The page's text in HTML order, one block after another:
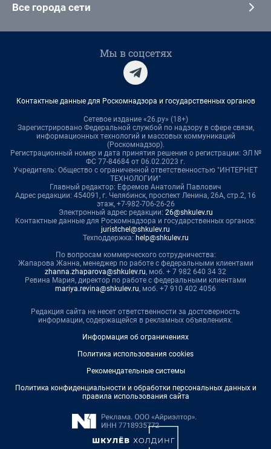
Все города сети
Мы в соцсетях
Контактные данные для Роскомнадзора и государственных органов
Сетевое издание «26.ру» (18+)
Зарегистрировано Федеральной службой по надзору в сфере связи,
информационных технологий и массовых коммуникаций
(Роскомнадзор).
Регистрационный номер и дата принятия решения о регистрации: ЭЛ №
ФС 77-84684 от 06.02.2023 г.
Учредитель: Общество с ограниченной ответственностью "ИНТЕРНЕТ
ТЕХНОЛОГИИ"
Главный редактор: Ефремов Анатолий Павлович
Адрес редакции: 454091, г. Челябинск, проспект Ленина, 26А, стр.2, 16
этаж, +7-982-706-26-26
Электронный адрес редакции: 26@shkulev.ru
Контактные данные для Роскомнадзора и государственных органов:
juristchel@shkulev.ru
Техподдержка: help@shkulev.ru
По вопросам коммерческого сотрудничества:
Жапарова Жанна, менеджер по работе с федеральными клиентами
zhanna.zhaparova@shkulev.ru, моб. + 7 982 640 34 32
Ревина Мария, директор по работе с федеральными клиентами
mariya.revina@shkulev.ru, моб. +7 910 402 4056
Редакция сайта не несет ответственности за достоверность
информации, содержащейся в рекламных объявлениях.
Информация об ограничениях
Политика использования cookies
Рекомендательные системы
Политика конфиденциальности и обработки персональных данных и
правила использования сайта